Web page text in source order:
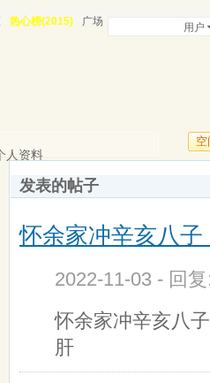
热心榜(2015) 广场 用户
空
人资料
发表的帖子
怀余家冲辛亥八子
2022-11-03 - 回
怀余家冲辛亥八
肝